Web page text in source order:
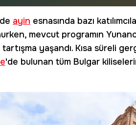
ayin esnasında bazı
mevcut programın
yaşandı. Kısa süreli
'de bulunan tüm Bulgar